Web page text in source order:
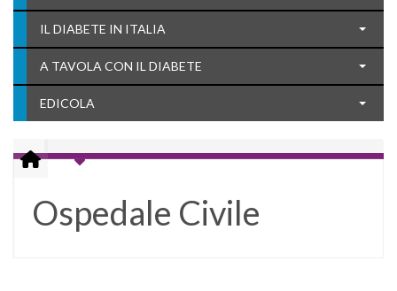
IL DIABETE IN ITALIA
A TAVOLA CON IL DIABETE
EDICOLA
Ospedale Civile